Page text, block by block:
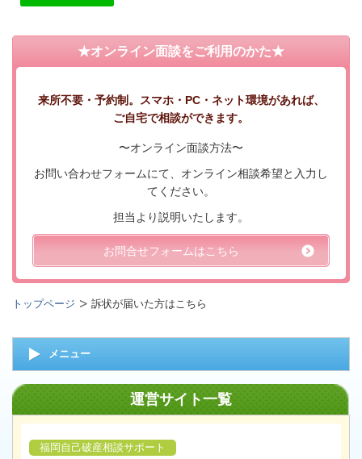
★オンライン面談をご利用のかた★
来所不要・予約制。スマホ・PC・ネット環境があれば、
ご自宅で相談ができます。
〜オンライン面談方法〜
お問い合わせフォームにて、オンライン相談希望と入力し
てください。
担当より説明いたします。
お問合せフォームはこちら
トップページ 訴状が届いた方はこちら
メニュー
運営サイト一覧
福岡自己破産相談サポート